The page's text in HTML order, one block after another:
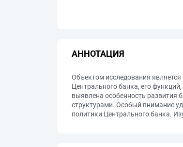
АННОТАЦИЯ
Объектом исследования
Центрального банка, его
выявлена особенность развития
структурами. Особый внимание
политики Центрального банка.